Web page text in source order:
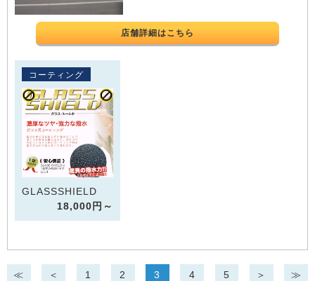
店舗詳細はこちら
コーティング
GLASSSHIELD
18,000円～
≪ ＜ 1 2 3 4 5 ＞ ≫